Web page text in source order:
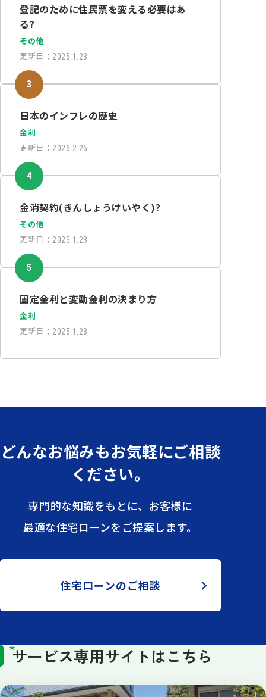
登記のために住民票を変える必要はあ
る?
その他
更新日 ： 2025.1.23
日本のインフレの歴史
金利
更新日 ： 2026.2.26
金消契約(きんしょうけいやく)?
その他
更新日 ： 2025.1.23
固定金利と変動金利の決まり方
金利
更新日 ： 2025.1.23
どんなお悩みもお気軽にご相談
ください。
専門的な知識をもとに、お客様に
最適な住宅ローンをご提案します。
住宅ローンのご相談
サービス専用サイトはこちら